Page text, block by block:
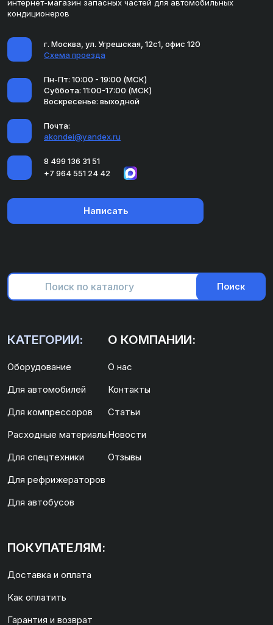
интернет-магазин запасных частей для автомобильных
кондиционеров
г. Москва, ул. Угрешская, 12с1, офис 120
Схема проезда
Пн-Пт: 10:00 - 19:00 (МСК)
Суббота: 11:00-17:00 (МСК)
Воскресенье: выходной
Почта:
akondei@yandex.ru
8 499 136 31 51
+7 964 551 24 42
Написать
Поиск
КАТЕГОРИИ:
Оборудование
Для автомобилей
Для компрессоров
Расходные материалы
Для спецтехники
Для рефрижераторов
Для автобусов
О КОМПАНИИ:
О нас
Контакты
Статьи
Новости
Отзывы
ПОКУПАТЕЛЯМ:
Доставка и оплата
Как оплатить
Гарантия и возврат